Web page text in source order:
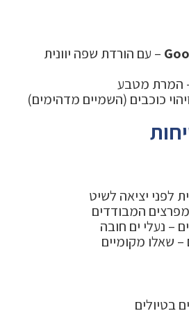
– עם הורדת שפה יוונית
המרת מטבע
כוכבים (השמיים מדהימים)
לפני יציאה לשיט
המבודדים
– נעלי ים חובה
שאלו מקומיים
בטיולים